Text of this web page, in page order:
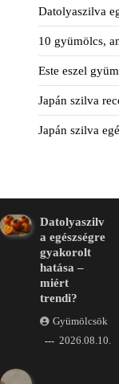
Datolyaszilva
10 gyümölcs,
Este eszel
Japán szilva
Japán szilva
Datolyaszilv
a egészségre
gyakorolt
hatása –
miért
trendi?
Gyümölcsök
2026.08.10.